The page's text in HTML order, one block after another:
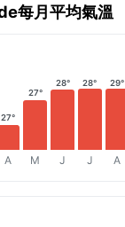
每月平均氣溫
27°
A
27°
M
28°
J
28°
J
29°
A